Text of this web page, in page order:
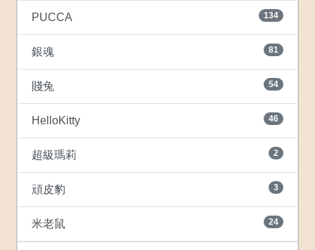
PUCCA 134
銀魂 81
賤兔 54
HelloKitty 46
超級瑪莉 2
頑皮豹 3
米老鼠 24